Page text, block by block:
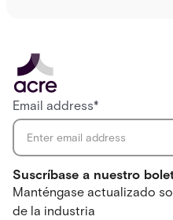
Suscríbase a nuestro
Manténgase actualizado
de la industria
Email address*